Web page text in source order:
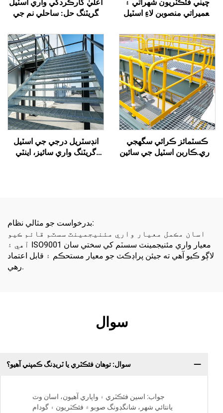
اعليٰ كارڪردگي واري اسٽيل
گريٽنگ حل: ساحلي نم جي
ملازمين جي سلِپ کي روڪي
ٿو، ۽ گندگي کي گھٽ ڪري ٿو
چيني فئڪٽريون شهراتي ۽
تعميراتي منصوبن لاءِ اسٽيل
ڪن ٿيون، جيڪي غير سلِپ،
جنگ مزاحم، انسٽال ڪرڻ ۾
آسان، ۽ سائيز ۾ ڪسٽمائيز
ايبل آهن
انڊسٽريل درجي جي اسٽيل
گريٽنگ واري سائيز، اينٽي
ڪسٽمائز ڪرائي سگھجي
واري ڪاربن اسٽيل جي سائين
بدرخواست جو مثالي نظام:
اسان مڪمل معيار واري مئنيجمينٽ سسٽم قائم ڪيو
آهي ۽ ISO9001 معيار واري مئنيجمينٽ سسٽم کي سختي سان
لاڳو ڪيو آهي ته جيئن پراڊڪٽ جو معيار مستحڪم ۽ قابل اعتماد
رهي.
سوال
سوال: توهان فئڪٽري يا ٽريڊنگ ڪمپني آهيو؟
جواب: اسين فئڪٽري ۽ واپاري آهيون، اسان وٽ
يانتائي شھر، شانگڊونگ صوبو ۾ فئڪٽريون ۽ گودام